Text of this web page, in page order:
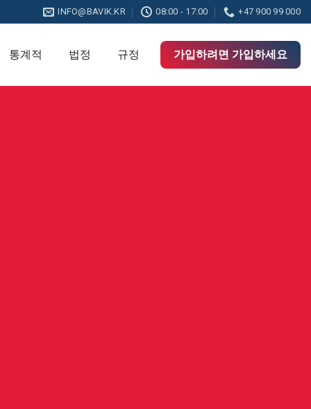
INFO@BAVIK.KR 08:00 - 17:00 +47 900 99 000
통계적 법정 규정 가입하려면 가입하세요